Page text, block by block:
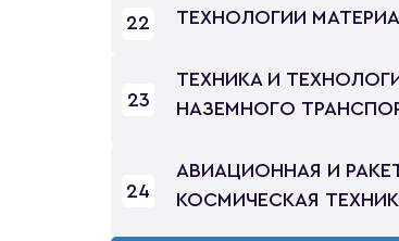
22 ТЕХНОЛОГИИ
23
ТЕХНИКА И
НАЗЕМНОГО
24
АВИАЦИОННАЯ И
КОСМИЧЕСКАЯ